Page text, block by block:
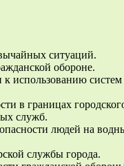
ситуаций.
обороне.
использованию
в границах
служб.
людей на
службы города.